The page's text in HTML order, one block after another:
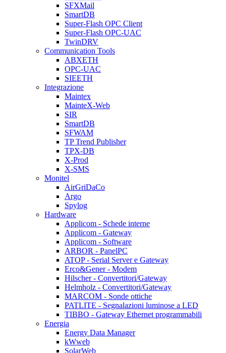
SFXMail
SmartDB
Super-Flash OPC Client
Super-Flash OPC-UAC
TwinDRV
Communication Tools
ABXETH
OPC-UAC
SIEETH
Integrazione
Maintex
MainteX-Web
SIR
SmartDB
SFWAM
TP Trend Publisher
TPX-DB
X-Prod
X-SMS
Monitel
AirGriDaCo
Argo
Spylog
Hardware
Applicom - Schede interne
Applicom - Gateway
Applicom - Software
ARBOR - PanelPC
ATOP - Serial Server e Gateway
Erco&Gener - Modem
Hilscher - Convertitori/Gateway
Helmholz - Convertitori/Gateway
MARCOM - Sonde ottiche
PATLITE - Segnalazioni luminose a LED
TIBBO - Gateway Ethernet programmabili
Energia
Energy Data Manager
kWweb
SolarWeb